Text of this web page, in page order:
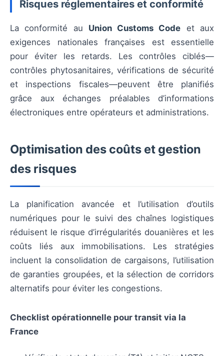
Risques réglementaires et conformité
La conformité au Union Customs Code et aux
exigences nationales françaises est essentielle
pour éviter les retards. Les contrôles ciblés—
contrôles phytosanitaires, vérifications de sécurité
et inspections fiscales—peuvent être planifiés
grâce aux échanges préalables d’informations
électroniques entre opérateurs et administrations.
Optimisation des coûts et gestion
des risques
La planification avancée et l’utilisation d’outils
numériques pour le suivi des chaînes logistiques
réduisent le risque d’irrégularités douanières et les
coûts liés aux immobilisations. Les stratégies
incluent la consolidation de cargaisons, l’utilisation
de garanties groupées, et la sélection de corridors
alternatifs pour éviter les congestions.
Checklist opérationnelle pour transit via la
France